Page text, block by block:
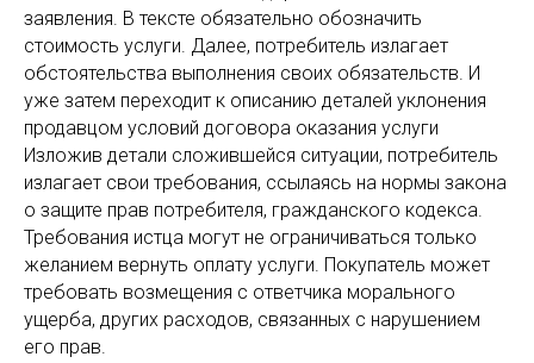
заявления. В тексте обязательно обозначить
стоимость услуги. Далее, потребитель излагает
обстоятельства выполнения своих обязательств. И
уже затем переходит к описанию деталей уклонения
продавцом условий договора оказания услуги
Изложив детали сложившейся ситуации, потребитель
излагает свои требования, ссылаясь на нормы закона
о защите прав потребителя, гражданского кодекса.
Требования истца могут не ограничиваться только
желанием вернуть оплату услуги. Покупатель может
требовать возмещения с ответчика морального
ущерба, других расходов, связанных с нарушением
его прав.